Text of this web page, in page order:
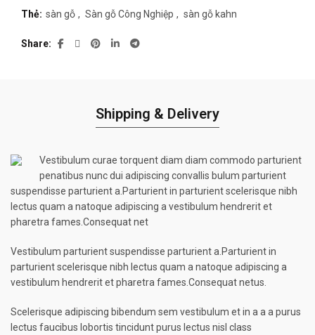
Thẻ: sàn gỗ , Sàn gỗ Công Nghiệp , sàn gỗ kahn
Share
Shipping & Delivery
Vestibulum curae torquent diam diam commodo parturient
penatibus nunc dui adipiscing convallis bulum parturient
suspendisse parturient a.Parturient in parturient scelerisque nibh
lectus quam a natoque adipiscing a vestibulum hendrerit et
pharetra fames.Consequat net
Vestibulum parturient suspendisse parturient a.Parturient in
parturient scelerisque nibh lectus quam a natoque adipiscing a
vestibulum hendrerit et pharetra fames.Consequat netus.
Scelerisque adipiscing bibendum sem vestibulum et in a a a purus
lectus faucibus lobortis tincidunt purus lectus nisl class